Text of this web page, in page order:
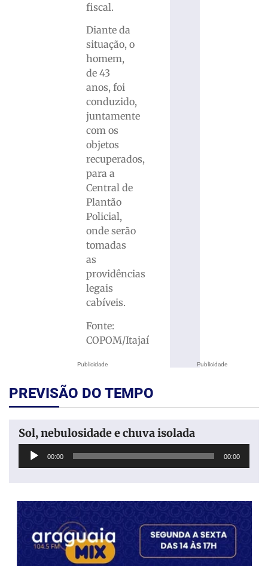
Publicidade
fiscal.
Diante da
situação, o
homem,
de 43
anos, foi
conduzido,
juntamente
com os
objetos
recuperados,
para a
Central de
Plantão
Policial,
onde serão
tomadas
as
providências
legais
cabíveis.
Fonte:
COPOM/Itajaí
Publicidade
PREVISÃO DO TEMPO
Sol, nebulosidade e chuva isolada
Tocador
00:00 00:00